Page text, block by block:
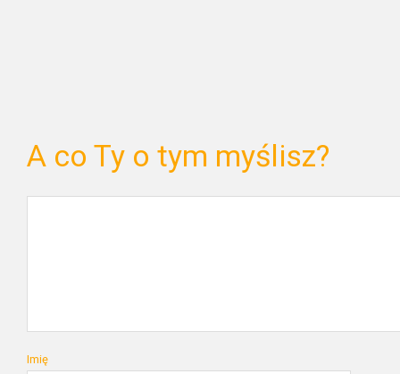
A co Ty o tym myślisz?
Imię